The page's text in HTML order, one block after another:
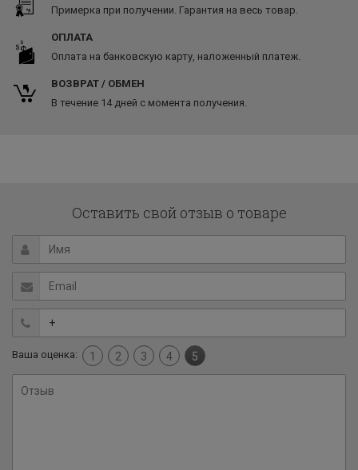
Примерка при получении. Гарантия на весь товар.
ОПЛАТА
Оплата на банковскую карту, наложенный платеж.
ВОЗВРАТ / ОБМЕН
В течение 14 дней с момента получения.
Оставить свой отзыв о товаре
Ваша оценка: 1 2 3 4 5